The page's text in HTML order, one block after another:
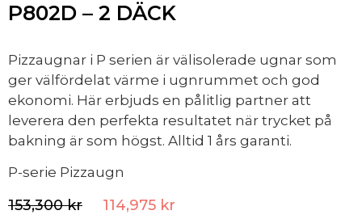
P802D – 2 DÄCK
Pizzaugnar i P serien är välisolerade ugnar som
ger välfördelat värme i ugnrummet och god
ekonomi. Här erbjuds en pålitlig partner att
leverera den perfekta resultatet när trycket på
bakning är som högst. Alltid 1 års garanti.
P-serie Pizzaugn
153,300kr 114,975 kr